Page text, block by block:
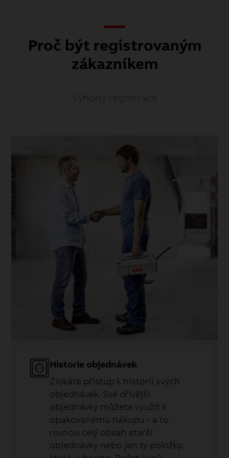
Proč být registrovaným
zákazníkem
Historie objednávek
Získáte přístup k historii svých
objednávek. Své dřívější
objednávky můžete využít k
opakovanému nákupu - a to
rovnou celý obsah starší
objednávky nebo jen ty položky,